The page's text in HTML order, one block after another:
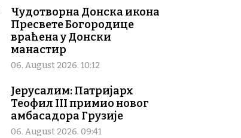
Чудотворна Донска икона
Пресвете Богородице
враћена у Донски
манастир
06. August 2026. 10:12
Јерусалим: Патријарх
Теофил III примио новог
амбасадора Грузије
06. August 2026. 09:41